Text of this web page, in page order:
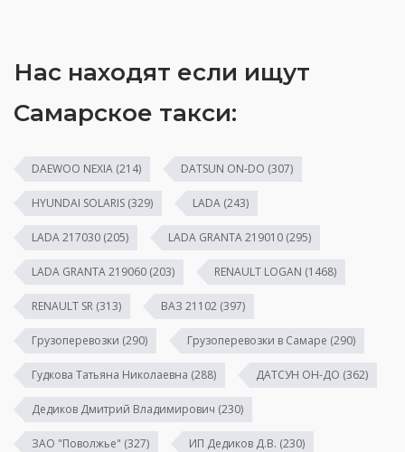
Нас находят если ищут
Самарское такси:
DAEWOO NEXIA (214) DATSUN ON-DO (307)
HYUNDAI SOLARIS (329) LADA (243)
LADA 217030 (205) LADA GRANTA 219010 (295)
LADA GRANTA 219060 (203) RENAULT LOGAN (1468)
RENAULT SR (313) ВАЗ 21102 (397)
Грузоперевозки (290) Грузоперевозки в Самаре (290)
Гудкова Татьяна Николаевна (288) ДАТСУН ОН-ДО (362)
Дедиков Дмитрий Владимирович (230)
ЗАО "Поволжье" (327) ИП Дедиков Д.В. (230)